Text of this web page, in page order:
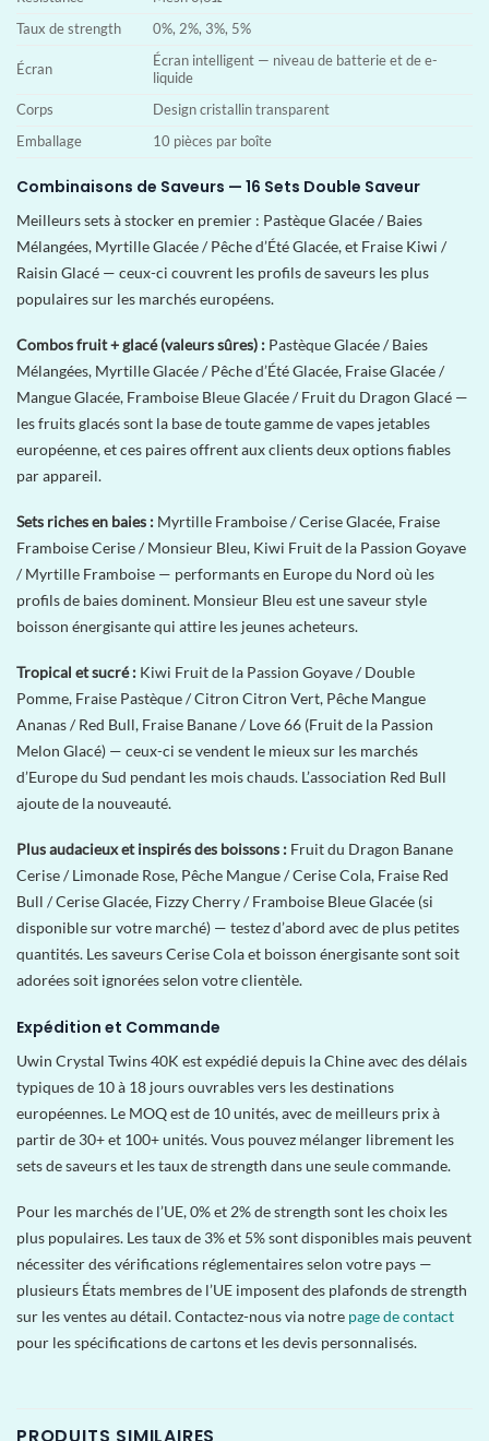
Taux de strength
0%, 2%, 3%, 5%
Écran
Écran intelligent — niveau de batterie et de e-
liquide
Corps
Design cristallin transparent
Emballage
10 pièces par boîte
Combinaisons de Saveurs — 16 Sets Double Saveur
Meilleurs sets à stocker en premier : Pastèque Glacée / Baies
Mélangées, Myrtille Glacée / Pêche d’Été Glacée, et Fraise Kiwi /
Raisin Glacé — ceux-ci couvrent les profils de saveurs les plus
populaires sur les marchés européens.
Combos fruit + glacé (valeurs sûres) : Pastèque Glacée / Baies
Mélangées, Myrtille Glacée / Pêche d’Été Glacée, Fraise Glacée /
Mangue Glacée, Framboise Bleue Glacée / Fruit du Dragon Glacé —
les fruits glacés sont la base de toute gamme de vapes jetables
européenne, et ces paires offrent aux clients deux options fiables
par appareil.
Sets riches en baies : Myrtille Framboise / Cerise Glacée, Fraise
Framboise Cerise / Monsieur Bleu, Kiwi Fruit de la Passion Goyave
/ Myrtille Framboise — performants en Europe du Nord où les
profils de baies dominent. Monsieur Bleu est une saveur style
boisson énergisante qui attire les jeunes acheteurs.
Tropical et sucré : Kiwi Fruit de la Passion Goyave / Double
Pomme, Fraise Pastèque / Citron Citron Vert, Pêche Mangue
Ananas / Red Bull, Fraise Banane / Love 66 (Fruit de la Passion
Melon Glacé) — ceux-ci se vendent le mieux sur les marchés
d’Europe du Sud pendant les mois chauds. L’association Red Bull
ajoute de la nouveauté.
Plus audacieux et inspirés des boissons : Fruit du Dragon Banane
Cerise / Limonade Rose, Pêche Mangue / Cerise Cola, Fraise Red
Bull / Cerise Glacée, Fizzy Cherry / Framboise Bleue Glacée (si
disponible sur votre marché) — testez d’abord avec de plus petites
quantités. Les saveurs Cerise Cola et boisson énergisante sont soit
adorées soit ignorées selon votre clientèle.
Expédition et Commande
Uwin Crystal Twins 40K est expédié depuis la Chine avec des délais
typiques de 10 à 18 jours ouvrables vers les destinations
européennes. Le MOQ est de 10 unités, avec de meilleurs prix à
partir de 30+ et 100+ unités. Vous pouvez mélanger librement les
sets de saveurs et les taux de strength dans une seule commande.
Pour les marchés de l’UE, 0% et 2% de strength sont les choix les
plus populaires. Les taux de 3% et 5% sont disponibles mais peuvent
nécessiter des vérifications réglementaires selon votre pays —
plusieurs États membres de l’UE imposent des plafonds de strength
sur les ventes au détail. Contactez-nous via notre page de contact
pour les spécifications de cartons et les devis personnalisés.